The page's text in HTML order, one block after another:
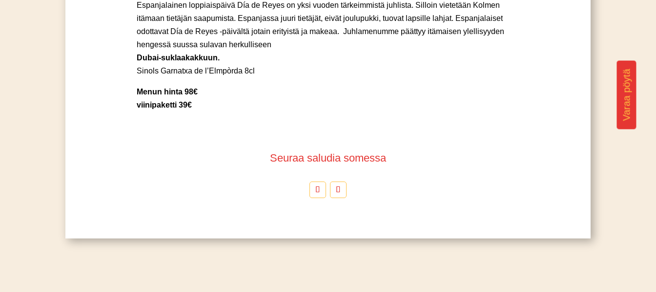
Varaa pöytä
Espanjalainen loppiaispäivä Día de Reyes on yksi vuoden tärkeimmistä juhlista. Silloin vietetään Kolmen
itämaan tietäjän saapumista. Espanjassa juuri tietäjät, eivät joulupukki, tuovat lapsille lahjat. Espanjalaiset
odottavat Día de Reyes -päivältä jotain erityistä ja makeaa. Juhlamenumme päättyy itämaisen ylellisyyden
hengessä suussa sulavan herkulliseen
Dubai-suklaakakkuun.
Sinols Garnatxa de l’Elmpòrda 8cl
Menun hinta 98€
viinipaketti 39€
Seuraa saludia somessa